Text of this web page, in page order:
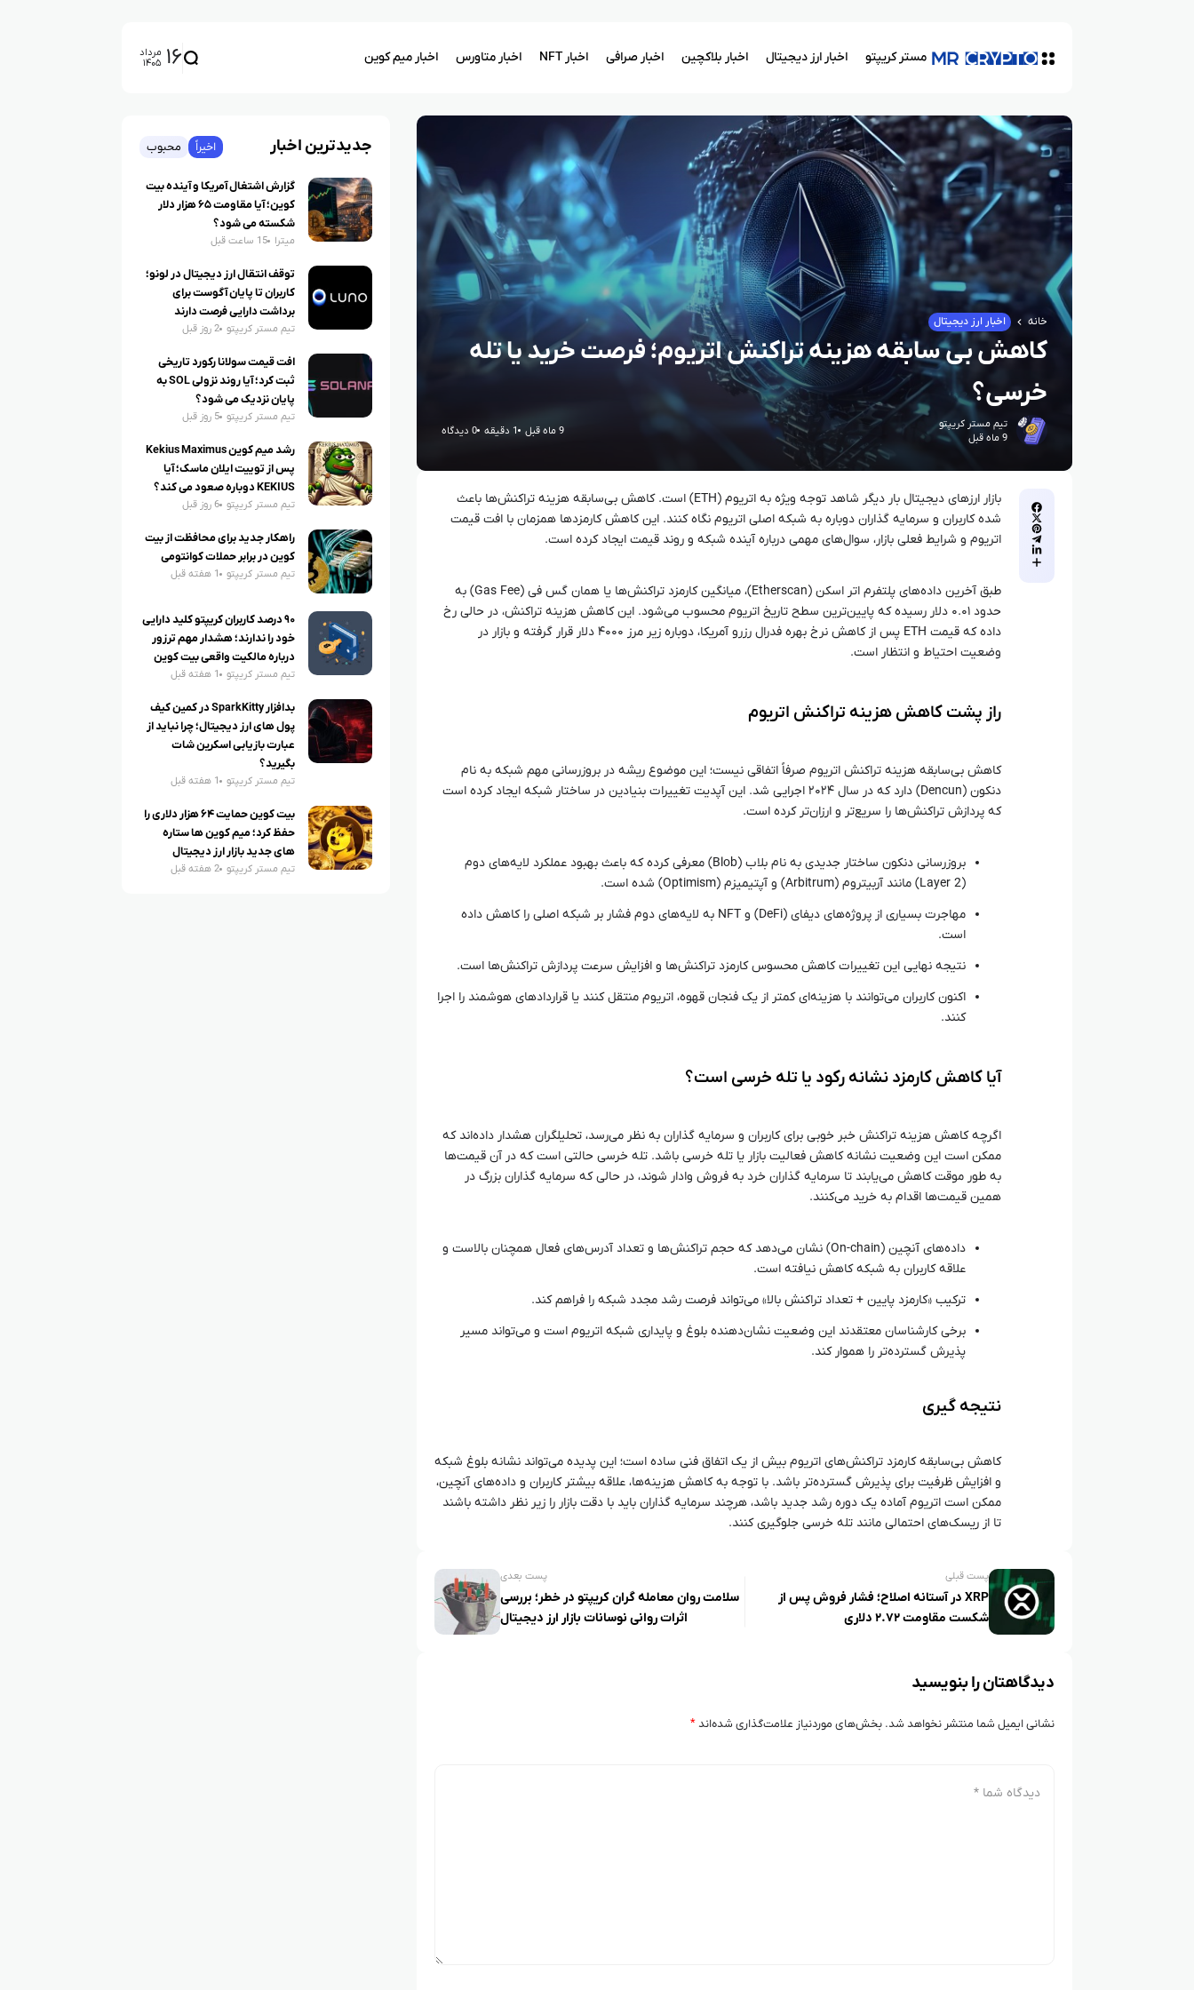
مستر کریپتو اخبار ارز دیجیتال اخبار بلاکچین اخبار صرافی اخبار NFT اخبار متاورس اخبار میم کوین ۱۶ مرداد
۱۴۰۵
خانه اخبار ارز دیجیتال
کاهش بی‌ سابقه هزینه تراکنش اتریوم؛ فرصت خرید یا تله
خرسی؟
تیم مستر کریپتو
9 ماه قبل
9 ماه قبل 1 دقیقه 0 دیدگاه
بازار ارزهای دیجیتال بار دیگر شاهد توجه ویژه به اتریوم (ETH) است. کاهش بی‌سابقه هزینه تراکنش‌ها باعث
شده کاربران و سرمایه گذاران دوباره به شبکه اصلی اتریوم نگاه کنند. این کاهش کارمزدها همزمان با افت قیمت
اتریوم و شرایط فعلی بازار، سوال‌های مهمی درباره آینده شبکه و روند قیمت ایجاد کرده است.
طبق آخرین داده‌های پلتفرم اتر اسکن (Etherscan)، میانگین کارمزد تراکنش‌ها یا همان گس فی (Gas Fee) به
حدود ۰.۰۱ دلار رسیده که پایین‌ترین سطح تاریخ اتریوم محسوب می‌شود. این کاهش هزینه تراکنش، در حالی رخ
داده که قیمت ETH پس از کاهش نرخ بهره فدرال رزرو آمریکا، دوباره زیر مرز ۴۰۰۰ دلار قرار گرفته و بازار در
وضعیت احتیاط و انتظار است.
راز پشت کاهش هزینه تراکنش اتریوم
کاهش بی‌سابقه هزینه تراکنش اتریوم صرفاً اتفاقی نیست؛ این موضوع ریشه در بروزرسانی مهم شبکه به نام
دنکون (Dencun) دارد که در سال ۲۰۲۴ اجرایی شد. این آپدیت تغییرات بنیادین در ساختار شبکه ایجاد کرده است
که پردازش تراکنش‌ها را سریع‌تر و ارزان‌تر کرده است.
بروزرسانی دنکون ساختار جدیدی به نام بلاب (Blob) معرفی کرده که باعث بهبود عملکرد لایه‌های دوم
(Layer 2) مانند آربیتروم (Arbitrum) و آپتیمیزم (Optimism) شده است.
مهاجرت بسیاری از پروژه‌های دیفای (DeFi) و NFT به لایه‌های دوم فشار بر شبکه اصلی را کاهش داده
است.
نتیجه نهایی این تغییرات کاهش محسوس کارمزد تراکنش‌ها و افزایش سرعت پردازش تراکنش‌ها است.
اکنون کاربران می‌توانند با هزینه‌ای کمتر از یک فنجان قهوه، اتریوم منتقل کنند یا قراردادهای هوشمند را اجرا
کنند.
آیا کاهش کارمزد نشانه رکود یا تله خرسی است؟
اگرچه کاهش هزینه تراکنش خبر خوبی برای کاربران و سرمایه گذاران به نظر می‌رسد، تحلیلگران هشدار داده‌اند که
ممکن است این وضعیت نشانه کاهش فعالیت بازار یا تله خرسی باشد. تله خرسی حالتی است که در آن قیمت‌ها
به طور موقت کاهش می‌یابند تا سرمایه گذاران خرد به فروش وادار شوند، در حالی که سرمایه گذاران بزرگ در
همین قیمت‌ها اقدام به خرید می‌کنند.
داده‌های آنچین (On-chain) نشان می‌دهد که حجم تراکنش‌ها و تعداد آدرس‌های فعال همچنان بالاست و
علاقه کاربران به شبکه کاهش نیافته است.
ترکیب «کارمزد پایین + تعداد تراکنش بالا» می‌تواند فرصت رشد مجدد شبکه را فراهم کند.
برخی کارشناسان معتقدند این وضعیت نشان‌دهنده بلوغ و پایداری شبکه اتریوم است و می‌تواند مسیر
پذیرش گسترده‌تر را هموار کند.
نتیجه‌ گیری
کاهش بی‌سابقه کارمزد تراکنش‌های اتریوم بیش از یک اتفاق فنی ساده است؛ این پدیده می‌تواند نشانه بلوغ شبکه
و افزایش ظرفیت برای پذیرش گسترده‌تر باشد. با توجه به کاهش هزینه‌ها، علاقه بیشتر کاربران و داده‌های آنچین،
ممکن است اتریوم آماده یک دوره رشد جدید باشد، هرچند سرمایه گذاران باید با دقت بازار را زیر نظر داشته باشند
تا از ریسک‌های احتمالی مانند تله خرسی جلوگیری کنند.
پست قبلی
XRP در آستانه اصلاح؛ فشار فروش پس از
شکست مقاومت ۲.۷۲ دلاری
پست بعدی
سلامت روان معامله‌ گران کریپتو در خطر؛ بررسی
اثرات روانی نوسانات بازار ارز دیجیتال
دیدگاهتان را بنویسید
نشانی ایمیل شما منتشر نخواهد شد. بخش‌های موردنیاز علامت‌گذاری شده‌اند*
جدیدترین اخبار اخیراً محبوب
گزارش اشتغال آمریکا و آینده بیت
کوین؛ آیا مقاومت ۶۵ هزار دلار
شکسته می شود؟
میترا 15 ساعت قبل
توقف انتقال ارز دیجیتال در لونو؛
کاربران تا پایان آگوست برای
برداشت دارایی فرصت دارند
تیم مستر کریپتو 2 روز قبل
افت قیمت سولانا رکورد تاریخی
ثبت کرد؛ آیا روند نزولی SOL به
پایان نزدیک می شود؟
تیم مستر کریپتو 5 روز قبل
رشد میم کوین Kekius Maximus
پس از توییت ایلان ماسک؛ آیا
KEKIUS دوباره صعود می کند؟
تیم مستر کریپتو 6 روز قبل
راهکار جدید برای محافظت از بیت
کوین در برابر حملات کوانتومی
تیم مستر کریپتو 1 هفته قبل
۹۰ درصد کاربران کریپتو کلید دارایی
خود را ندارند؛ هشدار مهم ترزور
درباره مالکیت واقعی بیت کوین
تیم مستر کریپتو 1 هفته قبل
بدافزار SparkKitty در کمین کیف
پول های ارز دیجیتال؛ چرا نباید از
عبارت بازیابی اسکرین شات
بگیرید؟
تیم مستر کریپتو 1 هفته قبل
بیت کوین حمایت ۶۴ هزار دلاری را
حفظ کرد؛ میم کوین ها ستاره
های جدید بازار ارز دیجیتال
تیم مستر کریپتو 2 هفته قبل